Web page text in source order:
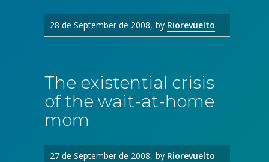
28 de September de 2008 by Riorevuelto
The existential crisis
of the wait-at-home
mom
27 de September de 2008 by Riorevuelto